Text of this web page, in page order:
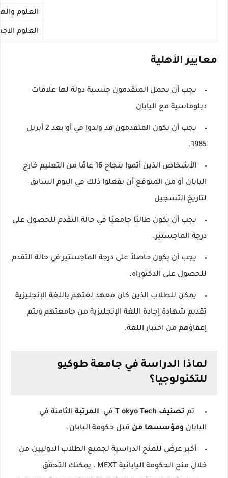
العلوم
العلوم
معايير الأهلية
يجب أن يحمل المتقدمون جنسية دولة لها علاقات
دبلوماسية مع اليابان
يجب أن يكون المتقدمون قد ولدوا في أو بعد 2 أبريل
1985.
الأشخاص الذين أتموا بنجاح 16 عامًا من التعليم خارج
اليابان أو من المتوقع أن يفعلوا ذلك في اليوم السابق
لتاريخ التسجيل
يجب أن يكون طالبًا جامعيًا في حالة التقدم للحصول على
درجة الماجستير.
يجب أن يكون حاصلاً على درجة الماجستير في حالة التقدم
للحصول على الدكتوراه.
يمكن للطلاب الذين كان معهد لغتهم باللغة الإنجليزية
تقديم شهادة إجادة اللغة الإنجليزية من جامعتهم ويتم
إعفاؤهم من اختبار اللغة.
لماذا الدراسة في جامعة طوكيو
للتكنولوجيا؟
تم تصنيف T okyo Tech في المرتبة الثامنة في
اليابان ومؤسسها من قبل حكومة اليابان.
أكبر عرض للمنح الدراسية لجميع الطلاب الدوليين من
خلال منح الحكومة اليابانية MEXT ، يمكنك التحقق